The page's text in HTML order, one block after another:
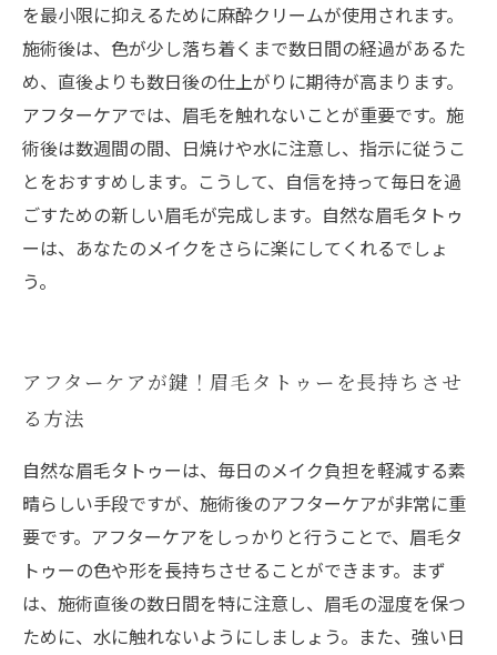
を最小限に抑えるために麻酔クリームが使用されます。
施術後は、色が少し落ち着くまで数日間の経過があるた
め、直後よりも数日後の仕上がりに期待が高まります。
アフターケアでは、眉毛を触れないことが重要です。施
術後は数週間の間、日焼けや水に注意し、指示に従うこ
とをおすすめします。こうして、自信を持って毎日を過
ごすための新しい眉毛が完成します。自然な眉毛タトゥ
ーは、あなたのメイクをさらに楽にしてくれるでしょ
う。
アフターケアが鍵！眉毛タトゥーを長持ちさせ
る方法
自然な眉毛タトゥーは、毎日のメイク負担を軽減する素
晴らしい手段ですが、施術後のアフターケアが非常に重
要です。アフターケアをしっかりと行うことで、眉毛タ
トゥーの色や形を長持ちさせることができます。まず
は、施術直後の数日間を特に注意し、眉毛の湿度を保つ
ために、水に触れないようにしましょう。また、強い日